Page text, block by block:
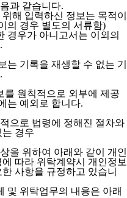
과 같습니다.
해 입력하신 정보는 목적이
의 경우 별도의 서류함)
경우가 아니고서는 이외의
는 기록을 재생할 수 없는 기
를 원칙적으로 외부에 제공
는 예외로 합니다.
으로 법령에 정해진 절차와
경우
을 위하여 아래와 같이 개인
따라 위탁계약시 개인정보
사항을 규정하고 있습니
및 위탁업무의 내용은 아래